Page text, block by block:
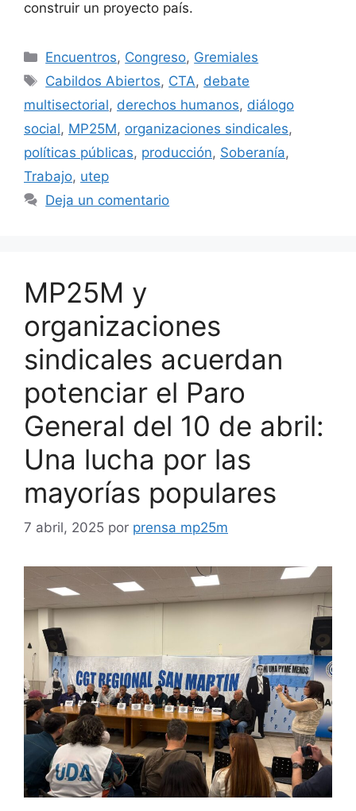
construir un proyecto país.
Encuentros, Congreso, Gremiales
Cabildos Abiertos, CTA, debate
multisectorial, derechos humanos, diálogo
social, MP25M, organizaciones sindicales,
políticas públicas, producción, Soberanía,
Trabajo, utep
Deja un comentario
MP25M y
organizaciones
sindicales acuerdan
potenciar el Paro
General del 10 de abril:
Una lucha por las
mayorías populares
7 abril, 2025 por prensa mp25m